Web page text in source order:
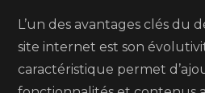
L’un des avantages clés du
site internet est son
caractéristique permet